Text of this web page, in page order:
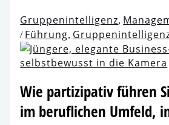
Gruppenintelligenz,
/ Führung,
Wie par­ti­zi­pa­tiv füh­ren
im beruf­li­chen Umfeld,